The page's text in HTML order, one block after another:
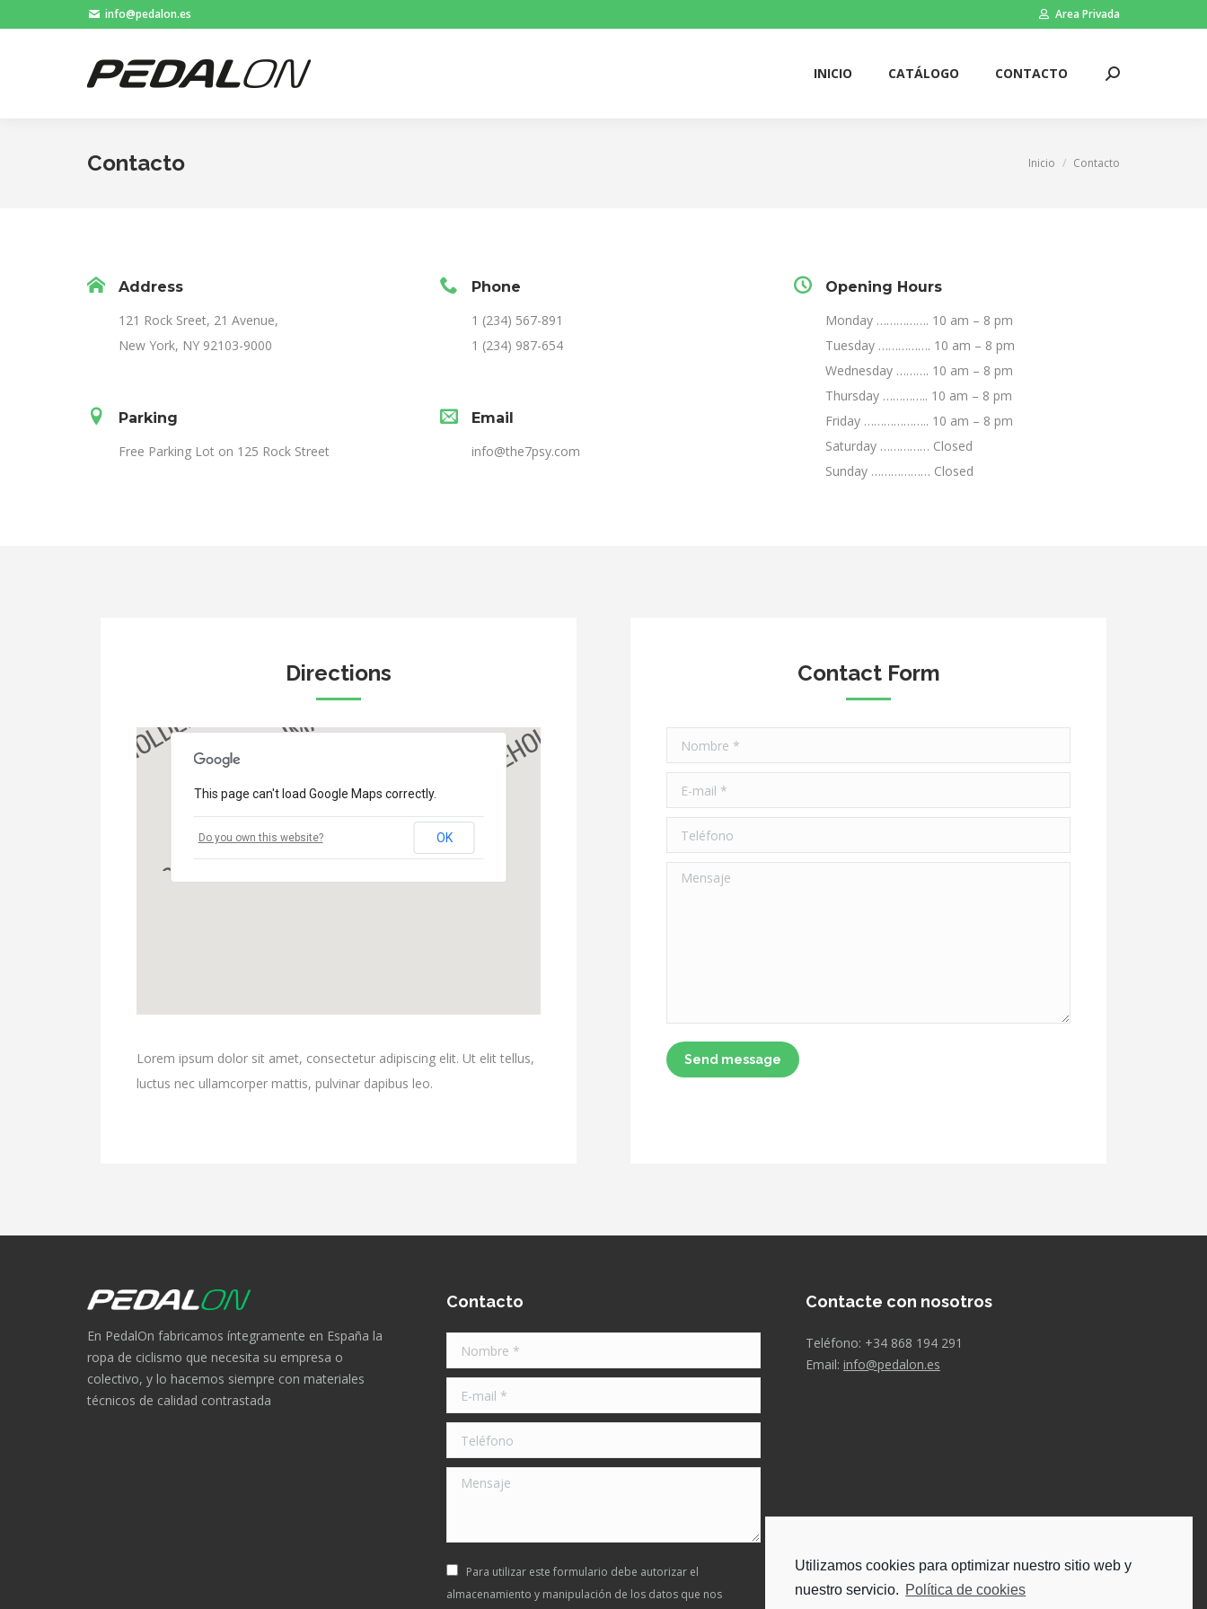
Utilizamos cookies para optimizar nuestro sitio web y
nuestro servicio. Política de cookies
info@pedalon.es Area Privada
INICIO CATÁLOGO CONTACTO Buscar:
Contacto Estás aquí:
Inicio Contacto
Address
121 Rock Sreet, 21 Avenue,
New York, NY 92103-9000
Parking
Free Parking Lot on 125 Rock Street
Phone
1 (234) 567-891
1 (234) 987-654
Email
info@the7psy.com
Opening Hours
Monday ……………. 10 am – 8 pm
Tuesday ……………. 10 am – 8 pm
Wednesday ………. 10 am – 8 pm
Thursday ………….. 10 am – 8 pm
Friday ……………….. 10 am – 8 pm
Saturday …………… Closed
Sunday ……………… Closed
Directions
This page can't load Google Maps correctly.
Do you own this website? OK
Lorem ipsum dolor sit amet, consectetur adipiscing elit. Ut elit tellus,
luctus nec ullamcorper mattis, pulvinar dapibus leo.
Contact Form
Nombre *
E-mail *
Teléfono
Mensaje
Send message
En PedalOn fabricamos íntegramente en España la
ropa de ciclismo que necesita su empresa o
colectivo, y lo hacemos siempre con materiales
técnicos de calidad contrastada
Contacto
Nombre *
E-mail *
Teléfono
Mensaje
Para utilizar este formulario debe autorizar el
almacenamiento y manipulación de los datos que nos
Contacte con nosotros
Teléfono: +34 868 194 291
Email: info@pedalon.es